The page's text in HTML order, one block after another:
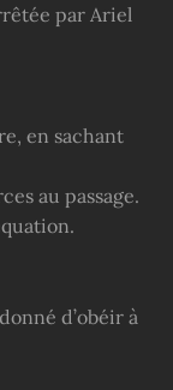
par Ariel
en sachant
au passage.
d’obéir à